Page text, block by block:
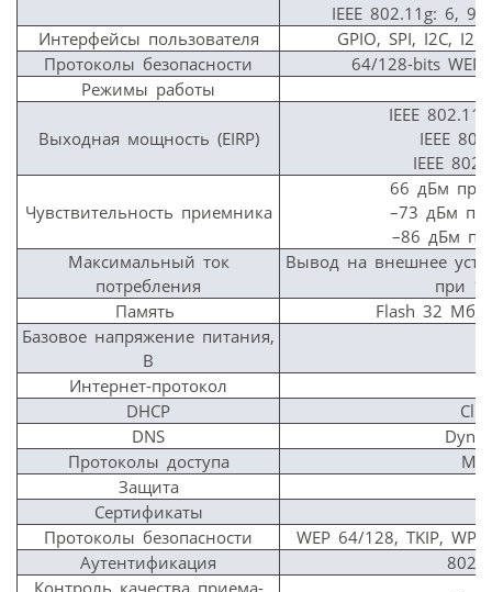
IEEE 802.11g: 6,
Интерфейсы пользователя
GPIO, SPI, I2C,
Протоколы безопасности
64/128-bits WEP,
Режимы работы
Выходная мощность (EIRP)
IEEE
IEEE
IEEE
Чувствительность приемника
66 дБм при
–73 дБм
–86 дБм
Максимальный ток
потребления
Вывод на внешнее
при
Память
Flash 32
Базовое напряжение питания,
В
Интернет-протокол
DHCP
DNS
Протоколы доступа
Защита
Сертификаты
Протоколы безопасности
WEP 64/128, TKIP,
Аутентификация